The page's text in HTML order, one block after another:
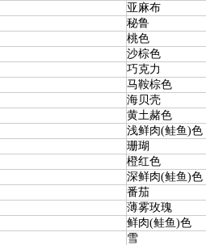
亚麻布
秘鲁
桃色
沙棕色
巧克力
马鞍棕色
海贝壳
黄土赭色
浅鲜肉(鲑鱼)色
珊瑚
橙红色
深鲜肉(鲑鱼)色
番茄
薄雾玫瑰
鲜肉(鲑鱼)色
雪